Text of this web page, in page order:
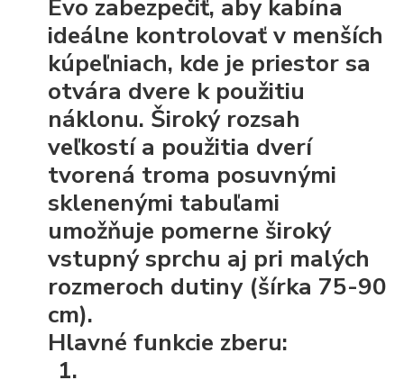
Evo zabezpečiť, aby kabína
ideálne kontrolovať v menších
kúpeľniach, kde je priestor sa
otvára dvere k použitiu
náklonu. Široký rozsah
veľkostí a použitia dverí
tvorená troma posuvnými
sklenenými tabuľami
umožňuje pomerne široký
vstupný sprchu aj pri malých
rozmeroch dutiny (šírka 75-90
cm).
Hlavné funkcie zberu: